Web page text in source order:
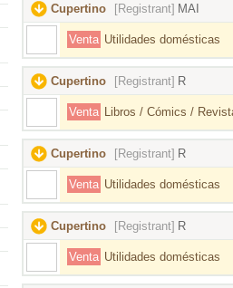
Cupertino [Registrant] MAI
Venta Utilidades domésticas
Cupertino [Registrant] R
Venta Libros / Cómics /
Cupertino [Registrant] R
Venta Utilidades domésticas
Cupertino [Registrant] R
Venta Utilidades domésticas